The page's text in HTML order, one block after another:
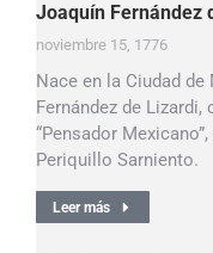
Joaquín Fernández
noviembre 15, 1776
Nace en la Ciudad
Fernández de
“Pensador
Periquillo Sarniento.
Leer más